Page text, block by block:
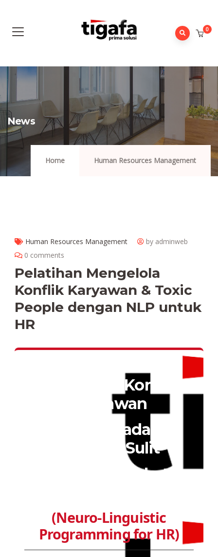
0
News
Home Human Resources Management
Human Resources Management
by adminweb
0 comments
Pelatihan Mengelola
Konflik Karyawan & Toxic
People dengan NLP untuk
HR
Mengelola Konflik
Karyawan
& Menghadapi
Perilaku Sulit
dengan Pendekatan
(Neuro-Linguistic
Programming for HR)